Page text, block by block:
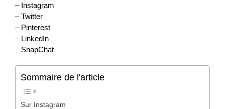
– Instagram
– Twitter
– Pinterest
– LinkedIn
– SnapChat
Sommaire de l'article
Sur Instagram